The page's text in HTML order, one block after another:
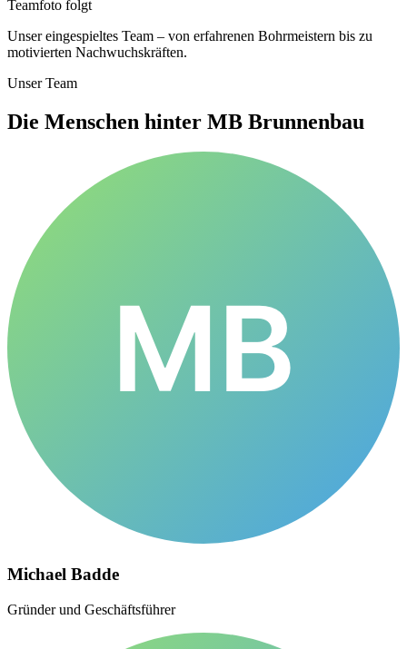
Teamfoto folgt
Unser eingespieltes Team – von erfahrenen Bohrmeistern bis zu
motivierten Nachwuchskräften.
Unser Team
Die Menschen hinter MB Brunnenbau
MB
Michael Badde
Gründer und Geschäftsführer